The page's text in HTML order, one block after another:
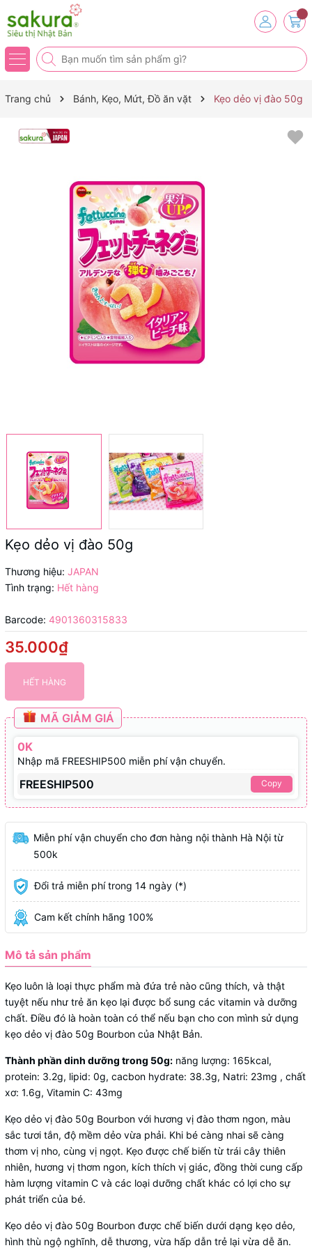
Trang chủ Bánh, Kẹo, Mứt, Đồ ăn vặt Kẹo dẻo vị đào 50g
Kẹo dẻo vị đào 50g
Thương hiệu: JAPAN
Tình trạng: Hết hàng
Barcode: 4901360315833
35.000₫
HẾT HÀNG
MÃ GIẢM GIÁ
0K
Nhập mã FREESHIP500 miễn phí vận chuyển.
FREESHIP500 Copy
Miễn phí vận chuyển cho đơn hàng nội thành Hà Nội từ
500k
Đổi trả miễn phí trong 14 ngày (*)
Cam kết chính hãng 100%
Mô tả sản phẩm
Kẹo luôn là loại thực phẩm mà đứa trẻ nào cũng thích, và thật
tuyệt nếu như trẻ ăn kẹo lại được bổ sung các vitamin và dưỡng
chất. Điều đó là hoàn toàn có thể nếu bạn cho con mình sử dụng
kẹo dẻo vị đào 50g Bourbon của Nhật Bản.
Thành phần dinh dưỡng trong 50g: năng lượng: 165kcal,
protein: 3.2g, lipid: 0g, cacbon hydrate: 38.3g, Natri: 23mg , chất
xơ: 1.6g, Vitamin C: 43mg
Kẹo dẻo vị đào 50g Bourbon với hương vị đào thơm ngon, màu
sắc tươi tắn, độ mềm dẻo vừa phải. Khi bé càng nhai sẽ càng
thơm vị nho, cùng vị ngọt. Kẹo được chế biến từ trái cây thiên
nhiên, hương vị thơm ngon, kích thích vị giác, đồng thời cung cấp
hàm lượng vitamin C và các loại dưỡng chất khác có lợi cho sự
phát triển của bé.
Kẹo dẻo vị đào 50g Bourbon được chế biến dưới dạng kẹo dẻo,
hình thù ngộ nghĩnh, dễ thương, vừa hấp dẫn trẻ lại vừa dễ ăn.